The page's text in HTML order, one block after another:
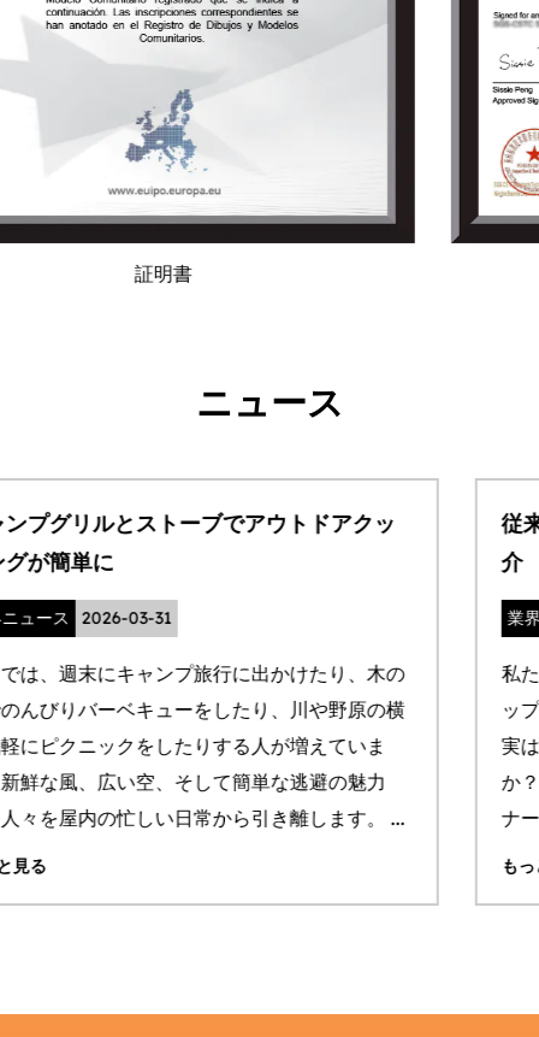
ニュース
従来のステンレスカップの内容器工程のご紹
介
業界ニュース
私たちの日常生活の一部として、 ステンレス鋼のカ
ップ 私たちの日常生活から切り離せないものです。
実はカップによって工程が違うことをご存知です
か？この記事では、従来のステンレス製カップライ
ナーのプロセスについ...